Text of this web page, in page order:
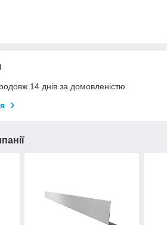
14 днів за домовленістю